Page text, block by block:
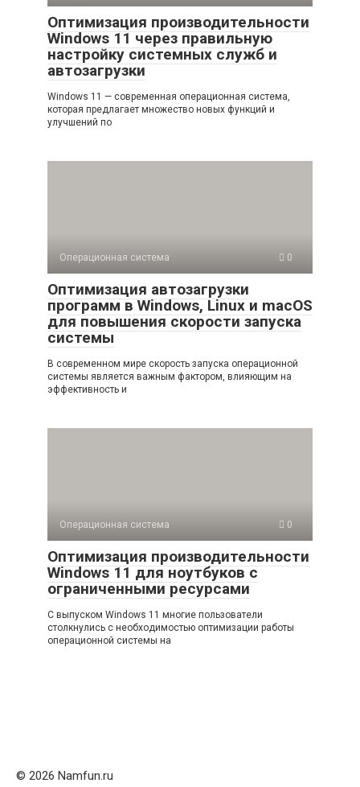
Оптимизация производительности
Windows 11 через правильную
настройку системных служб и
автозагрузки
Windows 11 — современная операционная система,
которая предлагает множество новых функций и
улучшений по
Операционная система 0
Оптимизация автозагрузки
программ в Windows, Linux и macOS
для повышения скорости запуска
системы
В современном мире скорость запуска операционной
системы является важным фактором, влияющим на
эффективность и
Операционная система 0
Оптимизация производительности
Windows 11 для ноутбуков с
ограниченными ресурсами
С выпуском Windows 11 многие пользователи
столкнулись с необходимостью оптимизации работы
операционной системы на
© 2026 Namfun.ru